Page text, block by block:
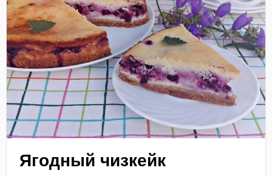
Ягодный чизкейк